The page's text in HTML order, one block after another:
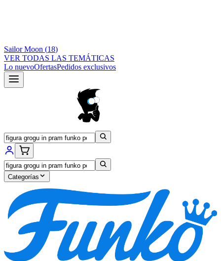
Sailor Moon (18)
VER TODAS LAS TEMÁTICAS
Lo nuevoOfertasPedidos exclusivos
Categorías